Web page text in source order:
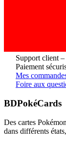
Support client –
Paiement
Mes
Foire aux
BDPokéCards
Des cartes
dans différents